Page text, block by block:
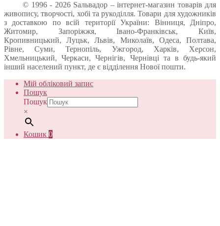
© 1996 - 2026 Sальвадор – інтернет-магазин товарів для
живопису, творчості, хобі та рукоділля. Товари для художників
з доставкою по всій території України: Вінниця, Дніпро,
Житомир, Запоріжжя, Івано-Франківськ, Київ,
Кропивницький, Луцьк, Львів, Миколаїв, Одеса, Полтава,
Рівне, Суми, Тернопіль, Ужгород, Харків, Херсон,
Хмельницький, Черкаси, Чернігів, Чернівці та в будь-який
інший населений пункт, де є відділення Нової пошти.
Мій обліковий запис
Пошук
Пошук
×
Кошик 0